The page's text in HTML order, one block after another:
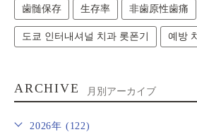
歯髄保存 生存率 非歯原性歯痛
도쿄 인터내셔널 치과 롯폰기 예방
ARCHIVE 月別アーカイブ
2026年 (122)